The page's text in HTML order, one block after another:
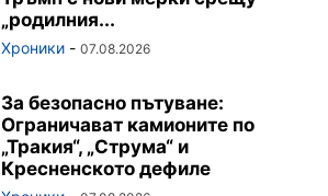
„родилния...
Хроники - 07.08.2026
За безопасно пътуване:
Ограничават камионите по
„Тракия“, „Струма“ и
Кресненското дефиле